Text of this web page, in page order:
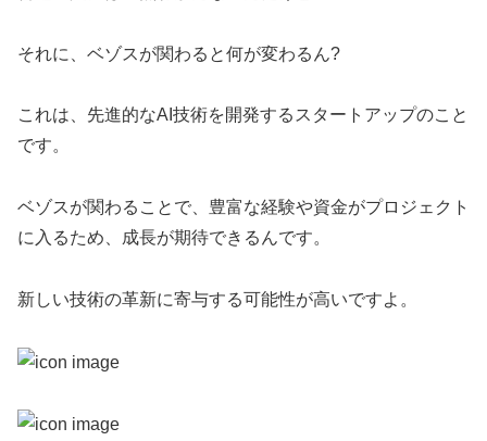
それに、ベゾスが関わると何が変わるん?
これは、先進的なAI技術を開発するスタートアップのこと
です。
ベゾスが関わることで、豊富な経験や資金がプロジェクト
に入るため、成長が期待できるんです。
新しい技術の革新に寄与する可能性が高いですよ。